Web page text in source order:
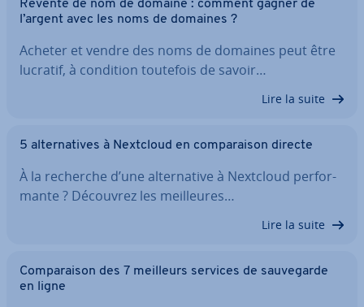
Revente de nom de domaine : comment gagner de
l’argent avec les noms de domaines ?
Acheter et vendre des noms de domaines peut être
lucratif, à condition toutefois de savoir…
Lire la suite
5 al­ter­na­tives à Nextcloud en com­pa­rai­son directe
À la recherche d’une al­ter­na­tive à Nextcloud per­for­
mante ? Découvrez les meil­leures…
Lire la suite
Com­pa­rai­son des 7 meilleurs services de sau­ve­garde
en ligne